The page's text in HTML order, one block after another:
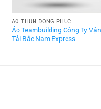
ÁO THUN ĐỒNG PHỤC
Áo Teambuilding Công Ty Vận
Tải Bắc Nam Express